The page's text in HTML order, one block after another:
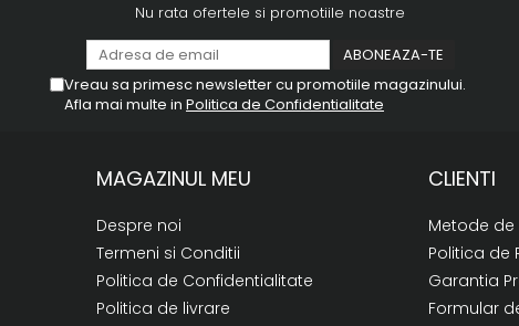
Nu rata ofertele si promotiile noastre
Vreau sa primesc newsletter cu promotiile magazinului.
Afla mai multe in Politica de Confidentialitate
MAGAZINUL MEU
Despre noi
Termeni si Conditii
Politica de Confidentialitate
Politica de livrare
CLIENTI
Metode de
Politica de
Garantia
Formular